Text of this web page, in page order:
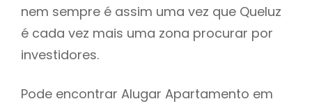
nem sempre é assim uma vez que Queluz
é cada vez mais uma zona procurar por
investidores.
Pode encontrar Alugar Apartamento em